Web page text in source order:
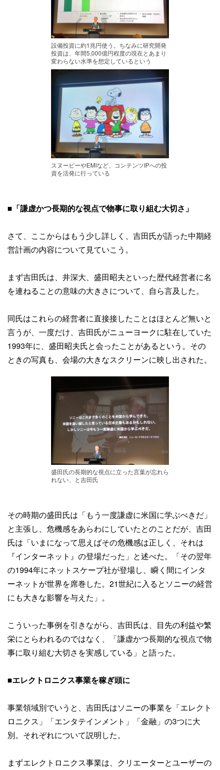
設備投資に約1兆円使う。ちなみに研究開発
投資は、年間5,000億円程度の現在とあまり
変わらない水準を想定しているという
スヌーピーやEMIなど、コンテンツIPへの投
資を活発に行っている
■ 「謙虚かつ長期的な視点で物事に取り組む大切さ」
さて、ここからはもう少し詳しく、吉田氏が語った中期経
営計画の内容について見ていこう。
まず吉田氏は、井深大、盛田昭夫といった歴代経営者に名
を連ねることの意味の大きさについて、自ら言及した。
同氏はこれらの経営者に直接接したことはほとんど無いと
言うが、一度だけ、吉田氏がニューヨークに駐在していた
1993年に、盛田昭夫氏と会ったことがあるという。その
ときの写真も、会場の大きなスクリーンに映し出された。
盛田氏の長期的な視点に立った言葉が忘れら
れない、と吉田氏
その時期の盛田氏は「もう一度謙虚に米国に学ぶべきだ」
と主張し、危機感をあらわにしていたとのことだが、吉田
氏は「いまになって思えばその危機感は正しく、それは
『インターネット』の登場だった」と述べた。「その翌年
の1994年にネットスケープ社が登場し、瞬く間にインタ
ーネットが世界を席巻した。21世紀に入るとソニーの経営
にも大きな影響を与えた」。
こういった事例を引きながら、吉田氏は、目先の利益や繁
栄にとらわれるのではなく、「謙虚かつ長期的な視点で物
事に取り組む大切さを実感している」と語った。
■エレクトロニクス事業を稼ぎ頭に
事業領域別でいうと、吉田氏はソニーの事業を「エレクト
ロニクス」「エンタテインメント」「金融」の3つに大
別。それぞれについて説明した。
まずエレクトロニクス事業は、クリエーターとユーザーの